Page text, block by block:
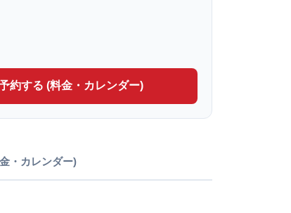
約する (料金・カレンダー)
・カレンダー)